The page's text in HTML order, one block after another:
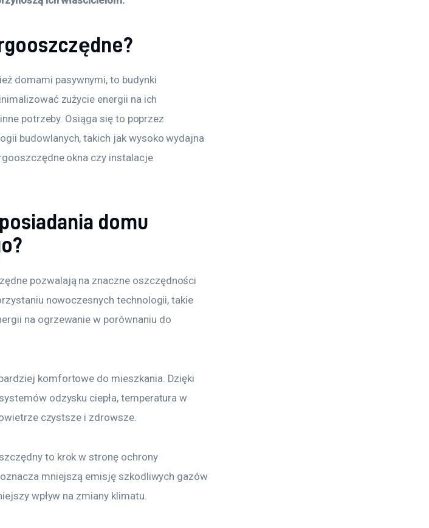
domami pasywnymi, to budynki
zużycie energii na ich
potrzeby. Osiąga się to poprzez
budowlanych, takich jak wysoko wydajna
okna czy instalacje
domu
pozwalają na znaczne oszczędności
nowoczesnych technologii, takie
na ogrzewanie w porównaniu do
komfortowe do mieszkania. Dzięki
odzysku ciepła, temperatura w
czystsze i zdrowsze.
to krok w stronę ochrony
mniejszą emisję szkodliwych gazów
wpływ na zmiany klimatu.